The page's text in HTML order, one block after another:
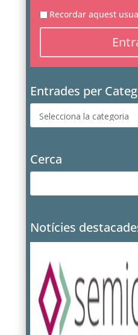
Recordar aquest
Entrades per
per
Cerca
Notícies